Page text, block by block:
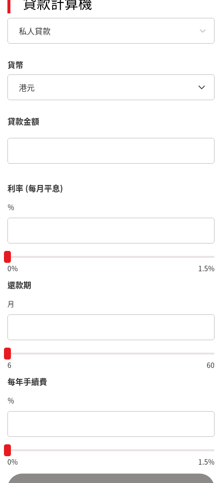
私人貸款
貨幣
港元
貸款金額
利率 (每月平息)
％
0% 1.5%
還款期
月
6 60
每年手續費
％
0% 1.5%